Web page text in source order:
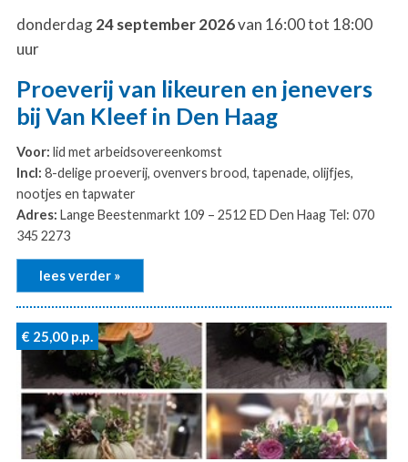
donderdag24 september 2026van 16:00 tot 18:00
uur
Proeverij van likeuren en jenevers
bij Van Kleef in Den Haag
Voor: lid met arbeidsovereenkomst
Incl: 8-delige proeverij, ovenvers brood, tapenade, olijfjes,
nootjes en tapwater
Adres: Lange Beestenmarkt 109 – 2512 ED Den Haag Tel: 070
345 2273
lees verder »
€ 25,00p.p.